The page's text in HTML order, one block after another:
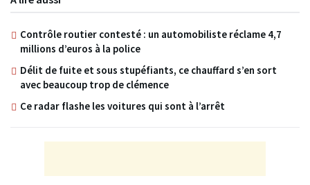
Contrôle routier contesté : un automobiliste réclame 4,7
millions d’euros à la police
Délit de fuite et sous stupéfiants, ce chauffard s’en sort
avec beaucoup trop de clémence
Ce radar flashe les voitures qui sont à l’arrêt